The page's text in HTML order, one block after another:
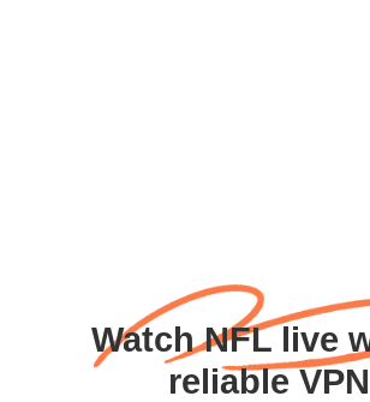
Watch NFL live
reliable VPN